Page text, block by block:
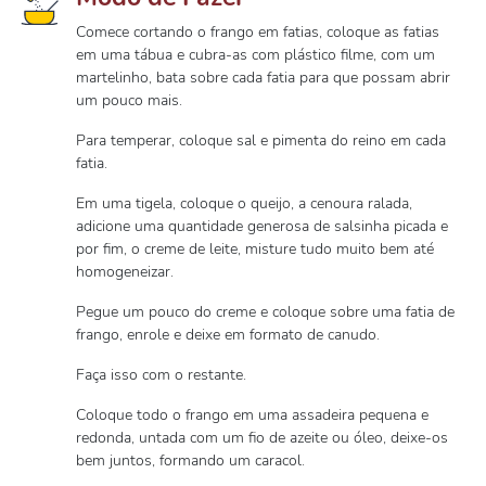
Comece cortando o frango em fatias, coloque as fatias
em uma tábua e cubra-as com plástico filme, com um
martelinho, bata sobre cada fatia para que possam abrir
um pouco mais.
Para temperar, coloque sal e pimenta do reino em cada
fatia.
Em uma tigela, coloque o queijo, a cenoura ralada,
adicione uma quantidade generosa de salsinha picada e
por fim, o creme de leite, misture tudo muito bem até
homogeneizar.
Pegue um pouco do creme e coloque sobre uma fatia de
frango, enrole e deixe em formato de canudo.
Faça isso com o restante.
Coloque todo o frango em uma assadeira pequena e
redonda, untada com um fio de azeite ou óleo, deixe-os
bem juntos, formando um caracol.